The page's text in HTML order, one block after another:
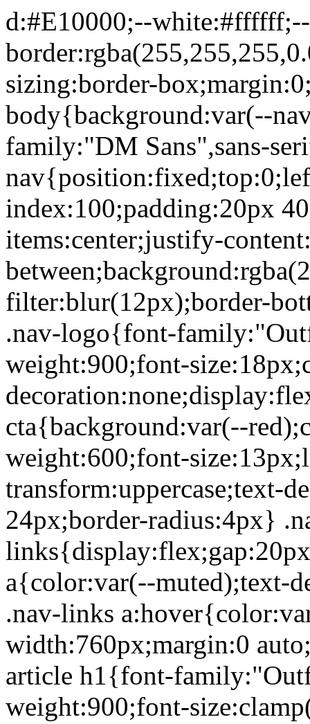
d:#E10000;--
sizing:border-
body{background:var(--
family:"DM Sans",sans-
index:100;padding:20px
items:center;justify-
filter:blur(12px);border-
.nav-logo{font-
weight:900;font-
cta{background:var(--
weight:600;font-
transform:uppercase;text-
24px;border-radius:4px}
a{color:var(--muted);text-
.nav-links
width:760px;margin:0
article h1{font-
weight:900;font-